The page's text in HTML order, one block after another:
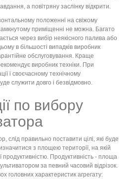
а повітряну заслінку відкрити.
положенні на свіжому
приміщенні не можна. Багато
через вибір неякісного палива або
в більшості випадків виробник
обслуговування. Краще
виробник техніки. При
і своєчасному технічному
служити довго і безвідмовно.
по вибору
слід правильно поставити цілі, які буде
з площею території, на якій
продуктивністю. Продуктивність - площа
за певний часовий відрізок.
головних характеристик агрегату: